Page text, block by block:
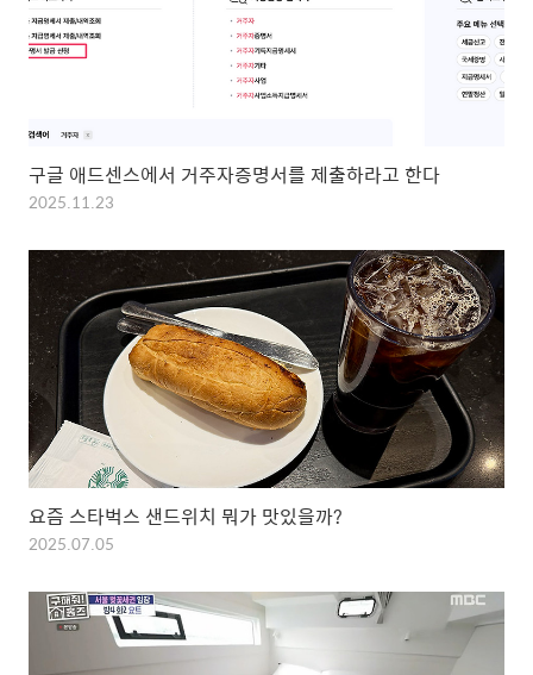
구글 애드센스에서 거주자증명서를 제출하라고 한다
2025.11.23
요즘 스타벅스 샌드위치 뭐가 맛있을까?
2025.07.05